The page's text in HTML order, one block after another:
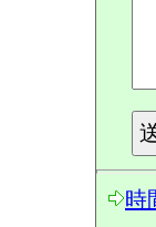
時